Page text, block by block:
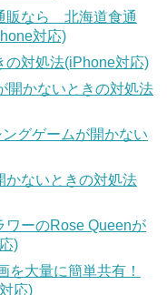
販なら 北海道食通
対応)
の対処法(iPhone対応)
開かないときの対処法
グゲームが開かない
ないときの対処法
ワーのRose Queenが
)
を大量に簡単共有！
応)